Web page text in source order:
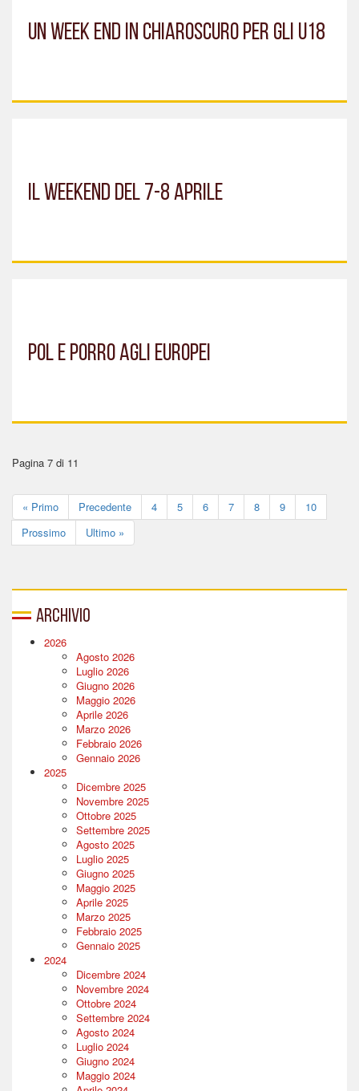
UN WEEK END IN CHIAROSCURO PER GLI U18
IL WEEKEND DEL 7-8 APRILE
POL E PORRO AGLI EUROPEI
Pagina 7 di 11
« Primo Precedente 4 5 6 7 8 9
10
Prossimo
Ultimo »
Archivio
2026
Agosto 2026
Luglio 2026
Giugno 2026
Maggio 2026
Aprile 2026
Marzo 2026
Febbraio 2026
Gennaio 2026
2025
Dicembre 2025
Novembre 2025
Ottobre 2025
Settembre 2025
Agosto 2025
Luglio 2025
Giugno 2025
Maggio 2025
Aprile 2025
Marzo 2025
Febbraio 2025
Gennaio 2025
2024
Dicembre 2024
Novembre 2024
Ottobre 2024
Settembre 2024
Agosto 2024
Luglio 2024
Giugno 2024
Maggio 2024